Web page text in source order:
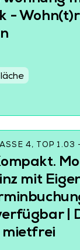
-
4, TOP 1.03
mit
|
mietfrei